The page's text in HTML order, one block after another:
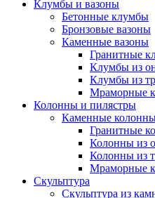
Клумбы и вазоны
Бетонные клумбы
Бронзовые вазоны
Каменные вазоны
Гранитные
Клумбы из
Клумбы из
Мраморные
Колонны и пилястры
Каменные
Гранитные
Колонны из
Колонны из
Мраморные
Скульптура
Скульптура из